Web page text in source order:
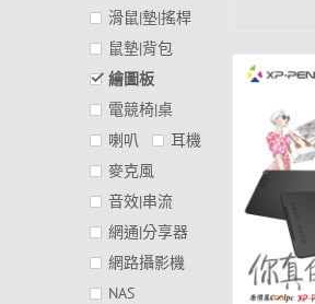
滑鼠|墊|搖桿
鼠墊|背包
繪圖板
電競椅|桌
喇叭
耳機
麥克風
音效|串流
網通|分享器
網路攝影機
NAS